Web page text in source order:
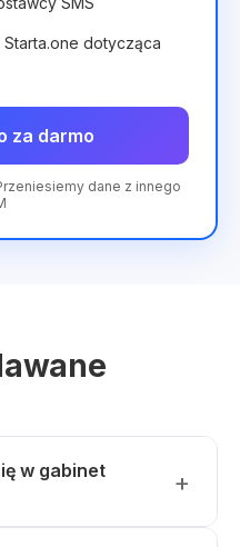
dotycząca
za darmo
dane z innego
w gabinet